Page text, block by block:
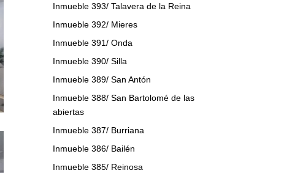
Inmueble 393/ Talavera de la Reina
Inmueble 392/ Mieres
Inmueble 391/ Onda
Inmueble 390/ Silla
Inmueble 389/ San Antón
Inmueble 388/ San Bartolomé de las
abiertas
Inmueble 387/ Burriana
Inmueble 386/ Bailén
Inmueble 385/ Reinosa